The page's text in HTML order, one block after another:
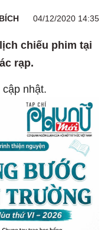
04/12/2020 14:35
chiếu phim tại
rạp.
nhật.